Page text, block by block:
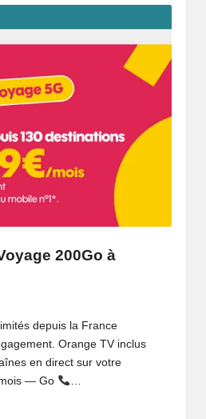
200Go à
depuis la France
Orange TV inclus
en direct sur votre
— Go …